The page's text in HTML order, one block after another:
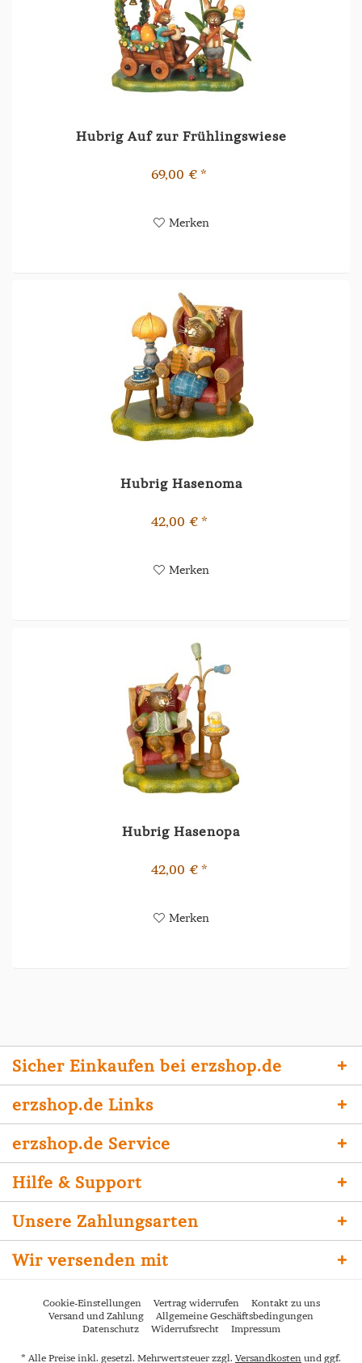
Hubrig Auf zur Frühlingswiese
69,00 € *
Merken
Hubrig Hasenoma
42,00 € *
Merken
Hubrig Hasenopa
42,00 € *
Merken
Sicher Einkaufen bei erzshop.de
erzshop.de Links
erzshop.de Service
Hilfe & Support
Unsere Zahlungsarten
Wir versenden mit
Cookie-Einstellungen Vertrag widerrufen
Kontakt zu uns
Versand und Zahlung
Allgemeine Geschäftsbedingungen
Datenschutz
Widerrufsrecht Impressum
* Alle Preise inkl. gesetzl. Mehrwertsteuer zzgl. Versandkosten und ggf.